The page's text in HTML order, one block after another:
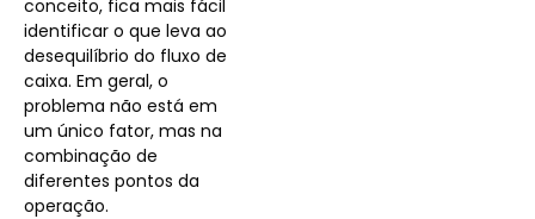
conceito, fica mais fácil
identificar o que leva ao
desequilíbrio do fluxo de
caixa. Em geral, o
problema não está em
um único fator, mas na
combinação de
diferentes pontos da
operação.